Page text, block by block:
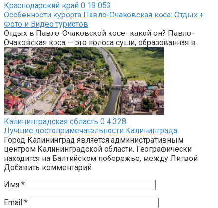
Краснодарский край 0 19 053
Особенности курорта Павло-Очаковская коса: Отдых +
Фото и Видео туристов
Отдых в Павло-Очаковской косе- какой он? Павло-
Очаковская коса — это полоса суши, образованная в
Калининградская область 0 4 328
Лучшие достопримечательности Калининграда
Город Калининград является административным
центром Калининградской области. Географически
находится на Балтийском побережье, между Литвой
Добавить комментарий
Имя *
Email *